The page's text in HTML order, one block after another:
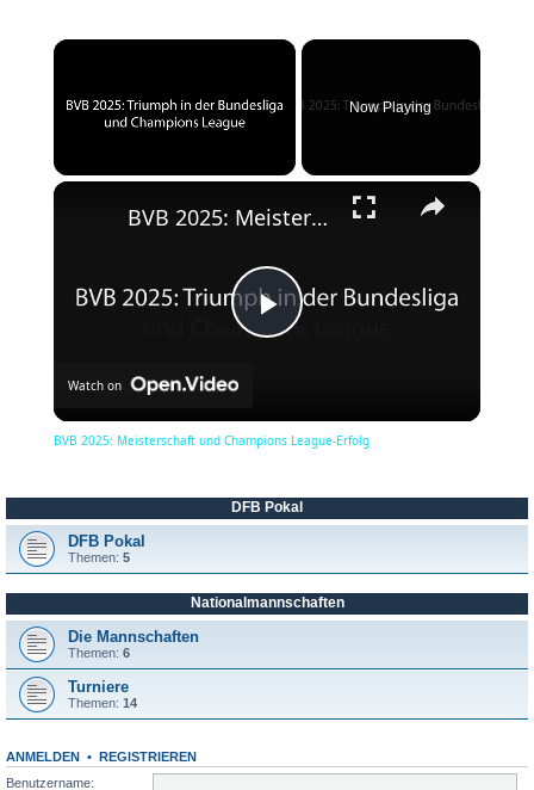
×
Now Playing
×
P
V
d
BVB 2025: Meisterschaft und Champions League-Erfolg
Watch on
BVB 2025: Meisterschaft und Champions League-Erfolg
DFB Pokal
DFB Pokal
Themen: 5
Nationalmannschaften
Die Mannschaften
Themen: 6
Turniere
Themen: 14
ANMELDEN •
REGISTRIEREN
Benutzername: